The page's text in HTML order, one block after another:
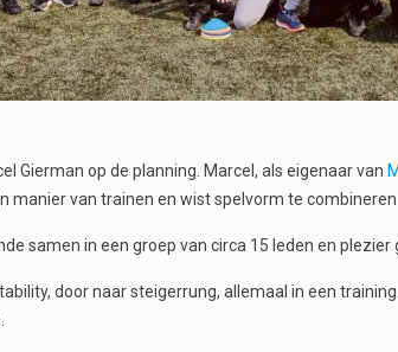
Gierman op de planning. Marcel, als eigenaar van
manier van trainen en wist spelvorm te
samen in een groep van circa 15 leden en plezier
door naar steigerrung,allemaal in een